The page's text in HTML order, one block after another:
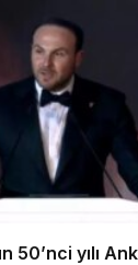
50’nci yılı